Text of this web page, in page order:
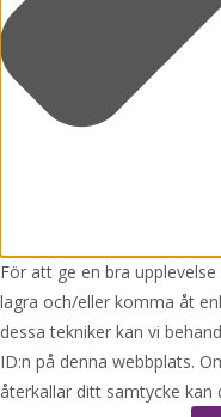
För att ge en bra
lagra och/eller komma åt
dessa tekniker kan vi
ID:n på denna webbplats.
återkallar ditt samtycke